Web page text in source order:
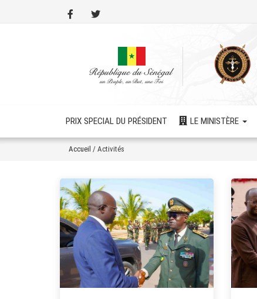
PRIX SPECIAL DU PRÉSIDENT LE MINISTÈRE
Accueil / Activités